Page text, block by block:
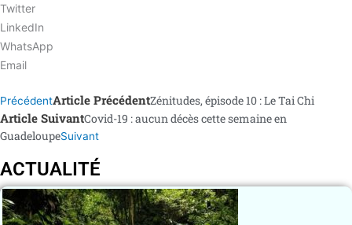
Twitter
LinkedIn
WhatsApp
Email
PrécédentArticle PrécédentZénitudes, épisode 10 : Le Tai Chi
Article SuivantCovid-19 : aucun décès cette semaine en
GuadeloupeSuivant
ACTUALITÉ